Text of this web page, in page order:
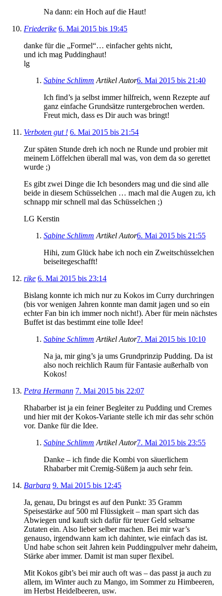
Na dann: ein Hoch auf die Haut!
Friederike 6. Mai 2015 bis 19:45
danke für die „Formel“… einfacher gehts nicht,
und ich mag Puddinghaut!
lg
Sabine Schlimm Artikel Autor6. Mai 2015 bis 21:40
Ich find’s ja selbst immer hilfreich, wenn Rezepte auf
ganz einfache Grundsätze runtergebrochen werden.
Freut mich, dass es Dir auch was bringt!
Verboten gut ! 6. Mai 2015 bis 21:54
Zur späten Stunde dreh ich noch ne Runde und probier mit
meinem Löffelchen überall mal was, von dem da so gerettet
wurde ;)
Es gibt zwei Dinge die Ich besonders mag und die sind alle
beide in diesem Schüsselchen … mach mal die Augen zu, ich
schnapp mir schnell mal das Schüsselchen ;)
LG Kerstin
Sabine Schlimm Artikel Autor6. Mai 2015 bis 21:55
Hihi, zum Glück habe ich noch ein Zweitschüsselchen
beiseitegeschafft!
rike 6. Mai 2015 bis 23:14
Bislang konnte ich mich nur zu Kokos im Curry durchringen
(bis vor wenigen Jahren konnte man damit jagen und so ein
echter Fan bin ich immer noch nicht!). Aber für mein nächstes
Buffet ist das bestimmt eine tolle Idee!
Sabine Schlimm Artikel Autor7. Mai 2015 bis 10:10
Na ja, mir ging’s ja ums Grundprinzip Pudding. Da ist
also noch reichlich Raum für Fantasie außerhalb von
Kokos!
Petra Hermann 7. Mai 2015 bis 22:07
Rhabarber ist ja ein feiner Begleiter zu Pudding und Cremes
und hier mit der Kokos-Variante stelle ich mir das sehr schön
vor. Danke für die Idee.
Sabine Schlimm Artikel Autor7. Mai 2015 bis 23:55
Danke – ich finde die Kombi von säuerlichem
Rhabarber mit Cremig-Süßem ja auch sehr fein.
Barbara 9. Mai 2015 bis 12:45
Ja, genau, Du bringst es auf den Punkt: 35 Gramm
Speisestärke auf 500 ml Flüssigkeit – man spart sich das
Abwiegen und kauft sich dafür für teuer Geld seltsame
Zutaten ein. Also lieber selber machen. Bei mir war’s
genauso, irgendwann kam ich dahinter, wie einfach das ist.
Und habe schon seit Jahren kein Puddingpulver mehr daheim,
Stärke aber immer. Damit ist man super flexibel.
Mit Kokos gibt’s bei mir auch oft was – das passt ja auch zu
allem, im Winter auch zu Mango, im Sommer zu Himbeeren,
im Herbst Heidelbeeren, usw.